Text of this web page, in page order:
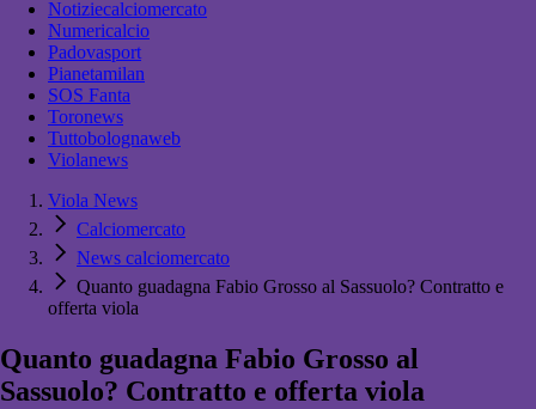
Notiziecalciomercato
Numericalcio
Padovasport
Pianetamilan
SOS Fanta
Toronews
Tuttobolognaweb
Violanews
Viola News
Calciomercato
News calciomercato
Quanto guadagna Fabio Grosso al Sassuolo? Contratto e
offerta viola
Quanto guadagna Fabio Grosso al
Sassuolo? Contratto e offerta viola